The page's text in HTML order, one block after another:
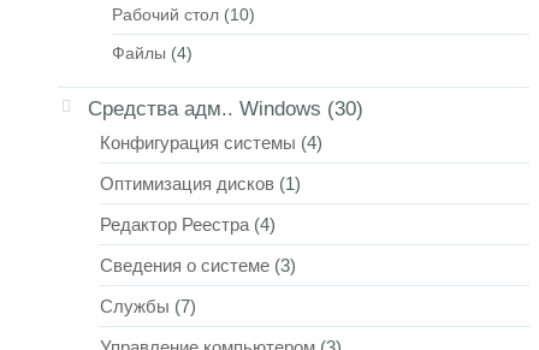
Рабочий стол (10)
Файлы (4)
Средства адм.. Windows (30)
Конфигурация системы (4)
Оптимизация дисков (1)
Редактор Реестра (4)
Сведения о системе (3)
Службы (7)